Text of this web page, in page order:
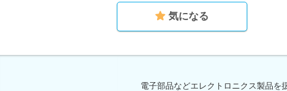
気になる
電子部品などエレクトロニクス製品を